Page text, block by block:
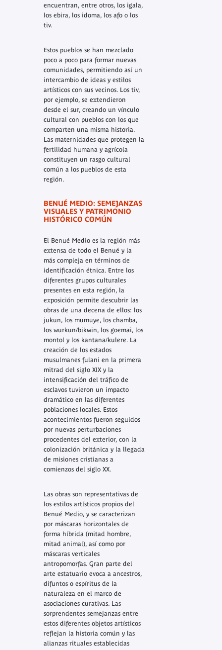
encuentran, entre otros, los igala,
los ebira, los idoma, los afo o los
tiv.
Estos pueblos se han mezclado
poco a poco para formar nuevas
comunidades, permitiendo así un
intercambio de ideas y estilos
artísticos con sus vecinos. Los tiv,
por ejemplo, se extendieron
desde el sur, creando un vínculo
cultural con pueblos con los que
comparten una misma historia.
Las maternidades que protegen la
fertilidad humana y agrícola
constituyen un rasgo cultural
común a los pueblos de esta
región.
BENUÉ MEDIO: SEMEJANZAS
VISUALES Y PATRIMONIO
HISTÓRICO COMÚN
El Benué Medio es la región más
extensa de todo el Benué y la
más compleja en términos de
identificación étnica. Entre los
diferentes grupos culturales
presentes en esta región, la
exposición permite descubrir las
obras de una decena de ellos: los
jukun, los mumuye, los chamba,
los wurkun/bikwin, los goemai, los
montol y los kantana/kulere. La
creación de los estados
musulmanes fulani en la primera
mitrad del siglo XIX y la
intensificación del tráfico de
esclavos tuvieron un impacto
dramático en las diferentes
poblaciones locales. Estos
acontecimientos fueron seguidos
por nuevas perturbaciones
procedentes del exterior, con la
colonización británica y la llegada
de misiones cristianas a
comienzos del siglo XX.
Las obras son representativas de
los estilos artísticos propios del
Benué Medio, y se caracterizan
por máscaras horizontales de
forma híbrida (mitad hombre,
mitad animal), así como por
máscaras verticales
antropomorfas. Gran parte del
arte estatuario evoca a ancestros,
difuntos o espíritus de la
naturaleza en el marco de
asociaciones curativas. Las
sorprendentes semejanzas entre
estos diferentes objetos artísticos
reflejan la historia común y las
alianzas rituales establecidas